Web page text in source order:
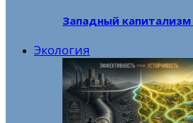
Западный
Экология